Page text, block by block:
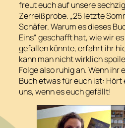
freut euch auf unsere
Zerreißprobe. „25 letzte
Schäfer. Warum es dieses
Eins“ geschafft hat, wie wir
gefallen könnte, erfahrt ihr
kann man nicht wirklich
Folge also ruhig an. Wenn ihr
Buch etwas für euch ist: Hört
uns, wenn es euch gefällt!